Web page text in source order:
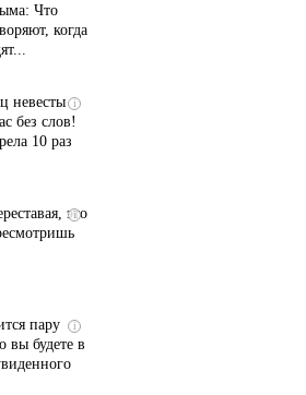
Что
когда
i
невесты
без слов!
10 раз
i
это
i
пару
вы будете в